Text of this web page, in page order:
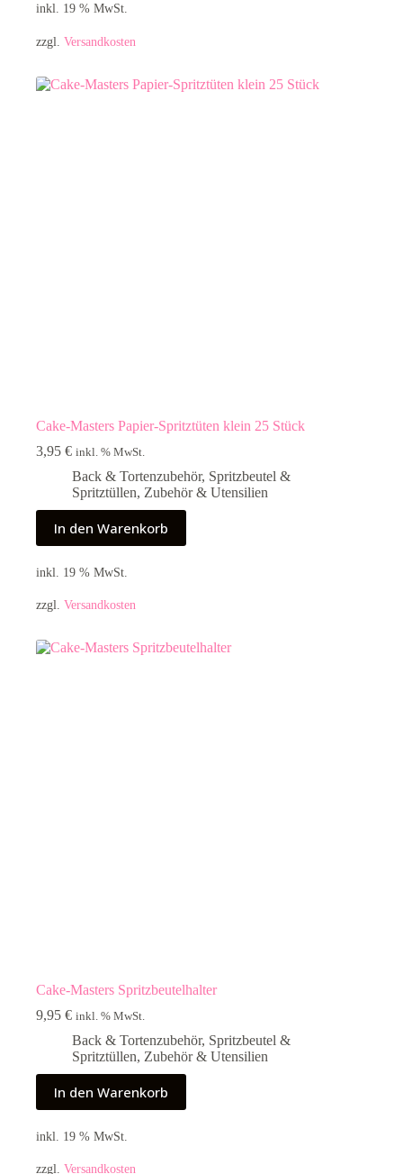
inkl. 19 % MwSt.
zzgl. Versandkosten
Cake-Masters Papier-Spritztüten klein 25 Stück
3,95 € inkl. % MwSt.
Back & Tortenzubehör, Spritzbeutel &
Spritztüllen, Zubehör & Utensilien
In den Warenkorb
inkl. 19 % MwSt.
zzgl. Versandkosten
Cake-Masters Spritzbeutelhalter
9,95 € inkl. % MwSt.
Back & Tortenzubehör, Spritzbeutel &
Spritztüllen, Zubehör & Utensilien
In den Warenkorb
inkl. 19 % MwSt.
zzgl. Versandkosten